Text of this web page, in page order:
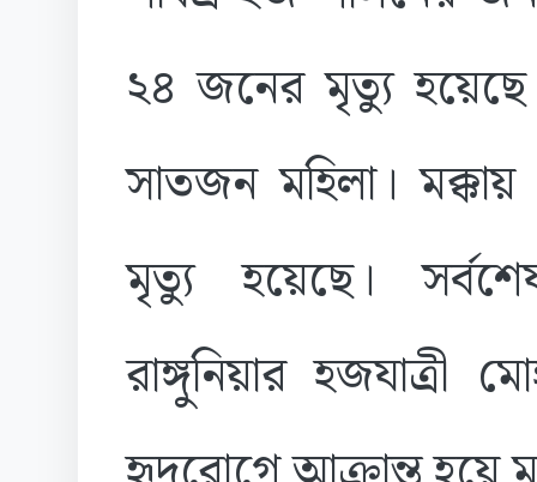
২৪ জনের মৃত্যু
সাতজন মহিলা।
মৃত্যু হয়েছে।
রাঙ্গুনিয়ার